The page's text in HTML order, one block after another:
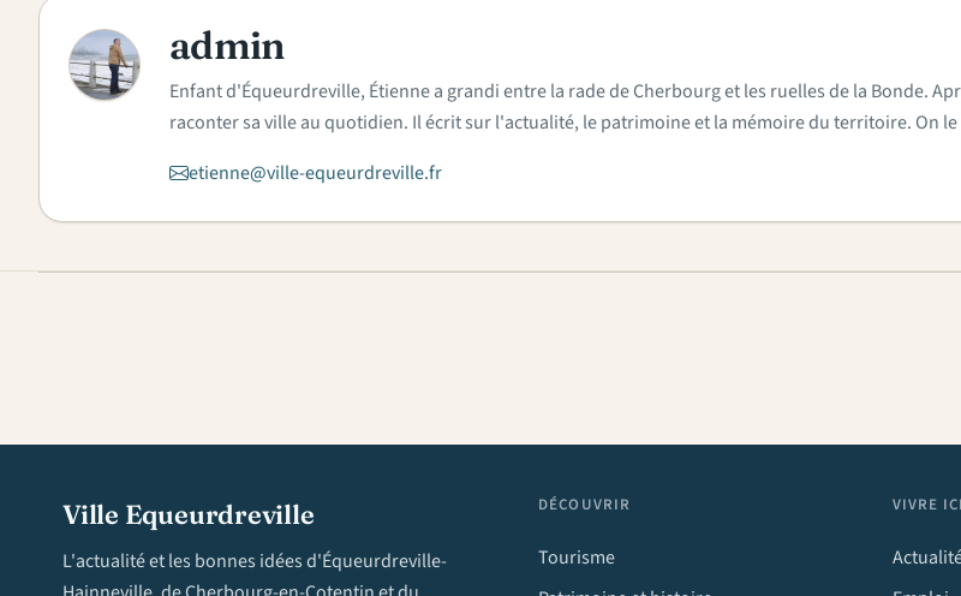
A admin
Enfant d'Équeurdreville, Étienne a grandi entre la rade de Cherbourg et les ruelles de la Bonde.
raconter sa ville au quotidien. Il écrit sur l'actualité, le patrimoine et la mémoire du territoire. On
etienne@ville-equeurdreville.fr
Ville Equeurdreville
L'actualité et les bonnes idées d'Équeurdreville-
DÉCOUVRIR
Tourisme
VIVRE ICI